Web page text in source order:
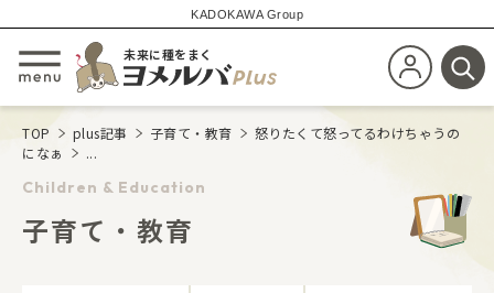
KADOKAWA Group
メニューを開閉する
未来に種をまく
新規会員登
検
TOP plus記事 子育て・教育
怒りたくて怒ってるわけちゃうの
になぁ
...
Children & Education
子育て・教育